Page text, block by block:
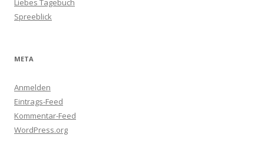
Liebes Tagebuch
Spreeblick
META
Anmelden
Eintrags-Feed
Kommentar-Feed
WordPress.org